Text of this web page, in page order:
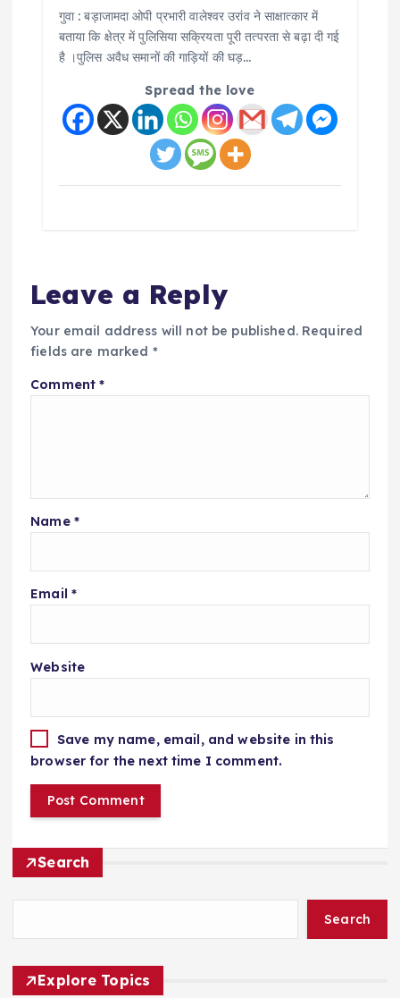
गुवा : बड़ाजामदा ओपी प्रभारी वालेश्वर उरांव ने साक्षात्कार में
बताया कि क्षेत्र में पुलिसिया सक्रियता पूरी तत्परता से बढ़ा दी गई
है ।पुलिस अवैध समानों की गाड़ियों की घड़…
Spread the love
Leave a Reply
Your email address will not be published. Required
fields are marked *
Comment*
Name *
Email *
Website
Save my name, email, and website in this
browser for the next time I comment.
Search
Search
Explore Topics